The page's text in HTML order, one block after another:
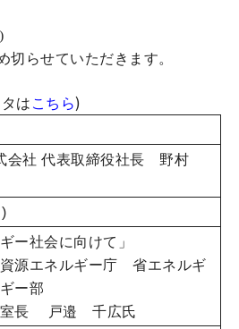
)
切らせていただきます。
は こちら)
会社 代表取締役社長 野村
ー社会に向けて」
源エネルギー庁 省エネルギ
ー部
室長
戸邉 千広氏